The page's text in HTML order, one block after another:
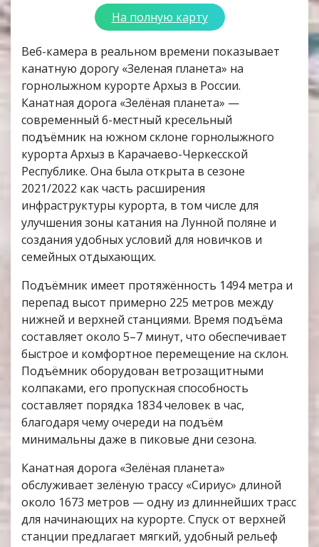
На полную карту
Веб-камера в реальном времени показывает
канатную дорогу «Зеленая планета» на
горнолыжном курорте Архыз в России.
Канатная дорога «Зелёная планета» —
современный 6-местный кресельный
подъёмник на южном склоне горнолыжного
курорта Архыз в Карачаево-Черкесской
Республике. Она была открыта в сезоне
2021/2022 как часть расширения
инфраструктуры курорта, в том числе для
улучшения зоны катания на Лунной поляне и
создания удобных условий для новичков и
семейных отдыхающих.
Подъёмник имеет протяжённость 1494 метра и
перепад высот примерно 225 метров между
нижней и верхней станциями. Время подъёма
составляет около 5–7 минут, что обеспечивает
быстрое и комфортное перемещение на склон.
Подъёмник оборудован ветрозащитными
колпаками, его пропускная способность
составляет порядка 1834 человек в час,
благодаря чему очереди на подъём
минимальны даже в пиковые дни сезона.
Канатная дорога «Зелёная планета»
обслуживает зелёную трассу «Сириус» длиной
около 1673 метров — одну из длиннейших трасс
для начинающих на курорте. Спуск от верхней
станции предлагает мягкий, удобный рельеф